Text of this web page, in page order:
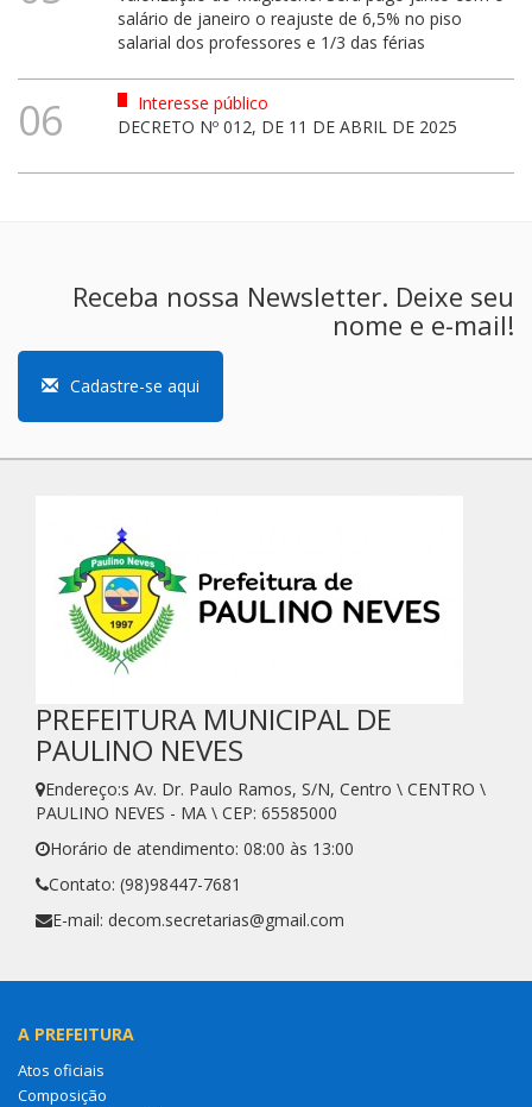
salário de janeiro o reajuste de 6,5% no piso
salarial dos professores e 1/3 das férias
06
Interesse público
DECRETO Nº 012, DE 11 DE ABRIL DE 2025
Receba nossa Newsletter. Deixe seu
nome e e-mail!
Cadastre-se aqui
PREFEITURA MUNICIPAL DE
PAULINO NEVES
Endereço:s Av. Dr. Paulo Ramos, S/N, Centro \ CENTRO \
PAULINO NEVES - MA \ CEP: 65585000
Horário de atendimento: 08:00 às 13:00
Contato: (98)98447-7681
E-mail: decom.secretarias@gmail.com
A PREFEITURA
Atos oficiais
Composição